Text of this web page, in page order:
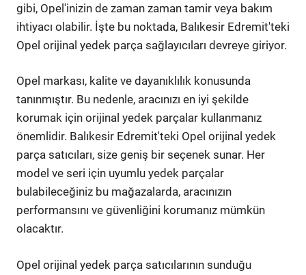
gibi, Opel'inizin de zaman zaman tamir veya bakım
ihtiyacı olabilir. İşte bu noktada, Balıkesir Edremit'teki
Opel orijinal yedek parça sağlayıcıları devreye giriyor.
Opel markası, kalite ve dayanıklılık konusunda
tanınmıştır. Bu nedenle, aracınızı en iyi şekilde
korumak için orijinal yedek parçalar kullanmanız
önemlidir. Balıkesir Edremit'teki Opel orijinal yedek
parça satıcıları, size geniş bir seçenek sunar. Her
model ve seri için uyumlu yedek parçalar
bulabileceğiniz bu mağazalarda, aracınızın
performansını ve güvenliğini korumanız mümkün
olacaktır.
Opel orijinal yedek parça satıcılarının sunduğu